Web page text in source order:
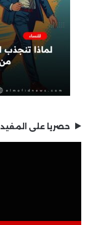
حصريا على المفيد